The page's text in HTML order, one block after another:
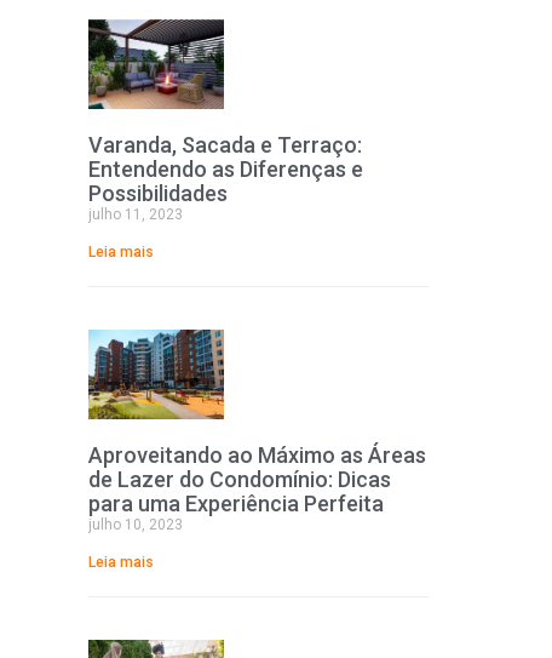
Varanda, Sacada e Terraço:
Entendendo as Diferenças e
Possibilidades
julho 11, 2023
Leia mais
Aproveitando ao Máximo as Áreas
de Lazer do Condomínio: Dicas
para uma Experiência Perfeita
julho 10, 2023
Leia mais